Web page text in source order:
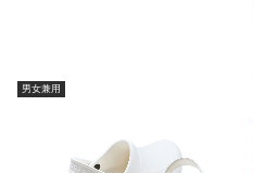
男女兼用